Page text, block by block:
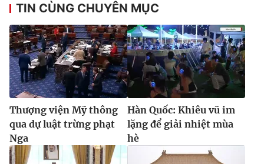
TIN CÙNG CHUYÊN MỤC
Thượng viện Mỹ thông
qua dự luật trừng phạt
Nga
Hàn Quốc: Khiêu vũ im
lặng để giải nhiệt mùa
hè